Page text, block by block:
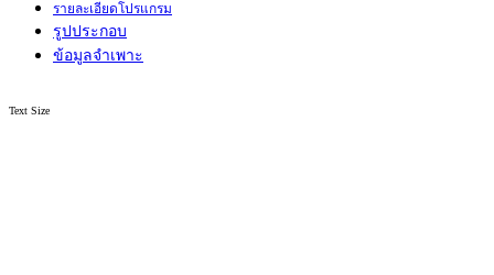
รายละเอียดโปรแกรม
รูปประกอบ
ข้อมูลจำเพาะ
Text Size